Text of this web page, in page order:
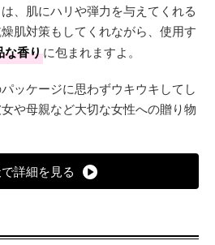
、肌にハリや弾力を与えてくれる
肌対策もしてくれながら、使用す
な香りに包まれますよ。
ッケージに思わずウキウキしてし
や母親など大切な女性への贈り物
詳細を見る